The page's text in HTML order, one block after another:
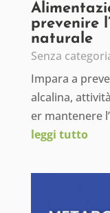
prevenire
naturale
Senza
Impara a
alcalina,
er mantenere
leggi tutto